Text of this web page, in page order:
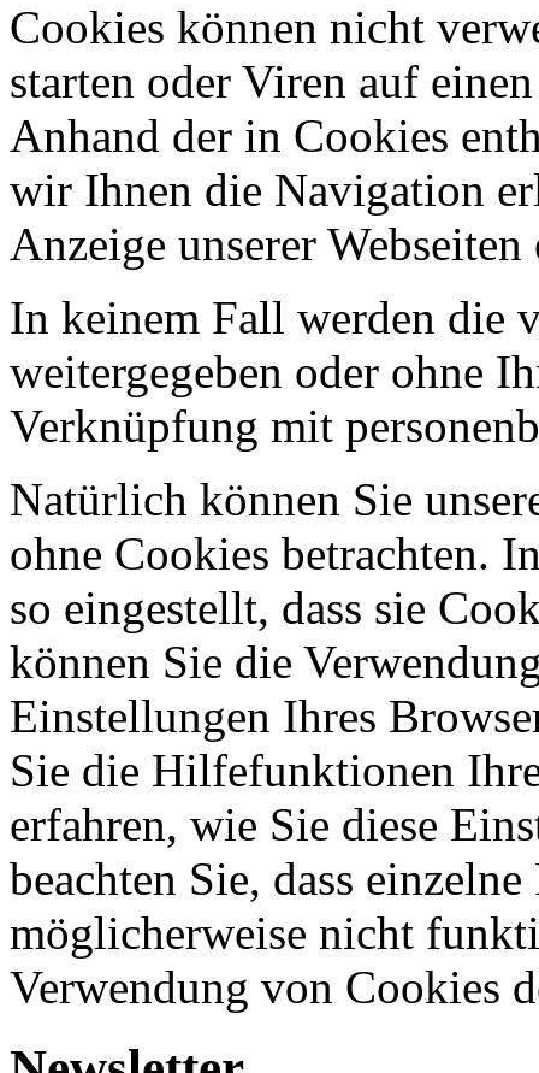
Cookies können nicht
starten oder Viren auf
Anhand der in Cookies
wir Ihnen die Navigation
Anzeige unserer
In keinem Fall werden die
weitergegeben oder ohne
Verknüpfung mit
Natürlich können Sie
ohne Cookies betrachten.
so eingestellt, dass sie
können Sie die
Einstellungen Ihres
Sie die Hilfefunktionen
erfahren, wie Sie diese
beachten Sie, dass
möglicherweise nicht
Verwendung von Cookies